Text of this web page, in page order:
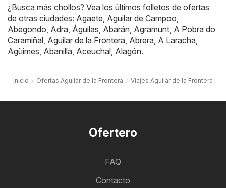
¿Busca más chollos? Vea los últimos folletos de ofertas
de otras ciudades: Agaete, Aguilar de Campoo,
Abegondo, Adra, Águilas, Abarán, Agramunt, A Pobra do
Caramiñal, Aguilar de la Frontera, Abrera, A Laracha,
Agüimes, Abanilla, Aceuchal, Alagón.
Inicio Ofertas Aguilar de la Frontera Viajes Aguilar de la Frontera
Ofertero
FAQ
Contacto